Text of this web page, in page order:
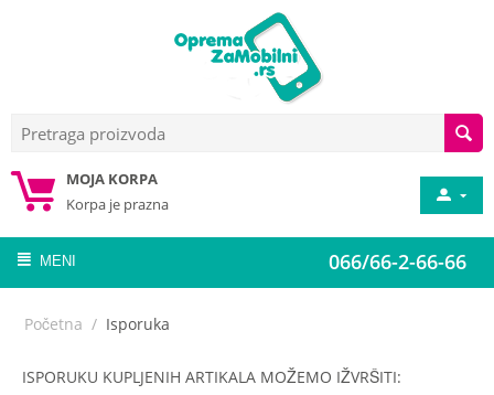
MOJA KORPA
Korpa je prazna
066/66-2-66-66
MENI
Početna / Isporuka
ISPORUKU KUPLJENIH ARTIKALA MOŽEMO IŽVRŠITI: